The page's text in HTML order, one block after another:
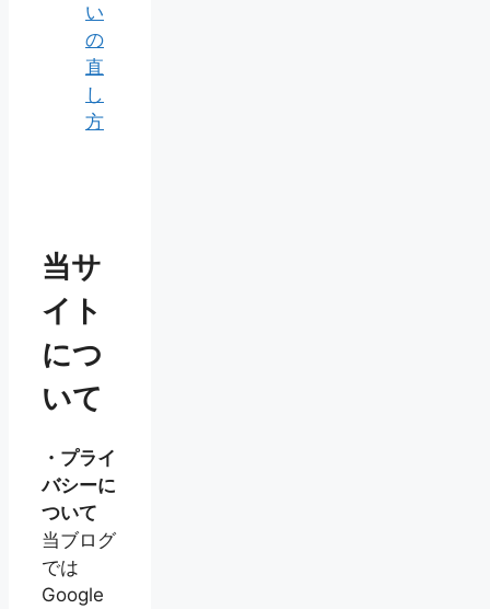
い
の
直
し
方
当サ
イト
につ
いて
・プライ
バシーに
ついて
当ブログ
では
Google